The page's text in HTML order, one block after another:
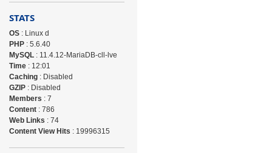
STATS
OS: Linux d
PHP: 5.6.40
MySQL: 11.4.12-MariaDB-cll-lve
Time: 12:01
Caching: Disabled
GZIP: Disabled
Members : 7
Content: 786
Web Links : 74
Content View Hits : 19996315